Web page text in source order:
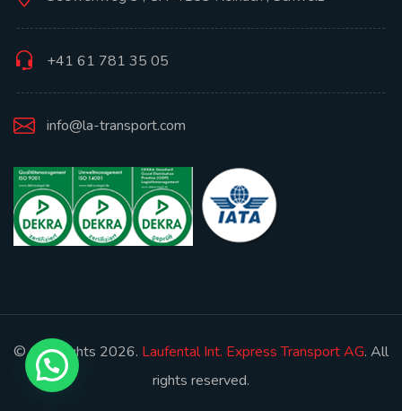
+41 61 781 35 05
info@la-transport.com
© Copyrights 2026. Laufental Int. Express Transport AG. All
rights reserved.